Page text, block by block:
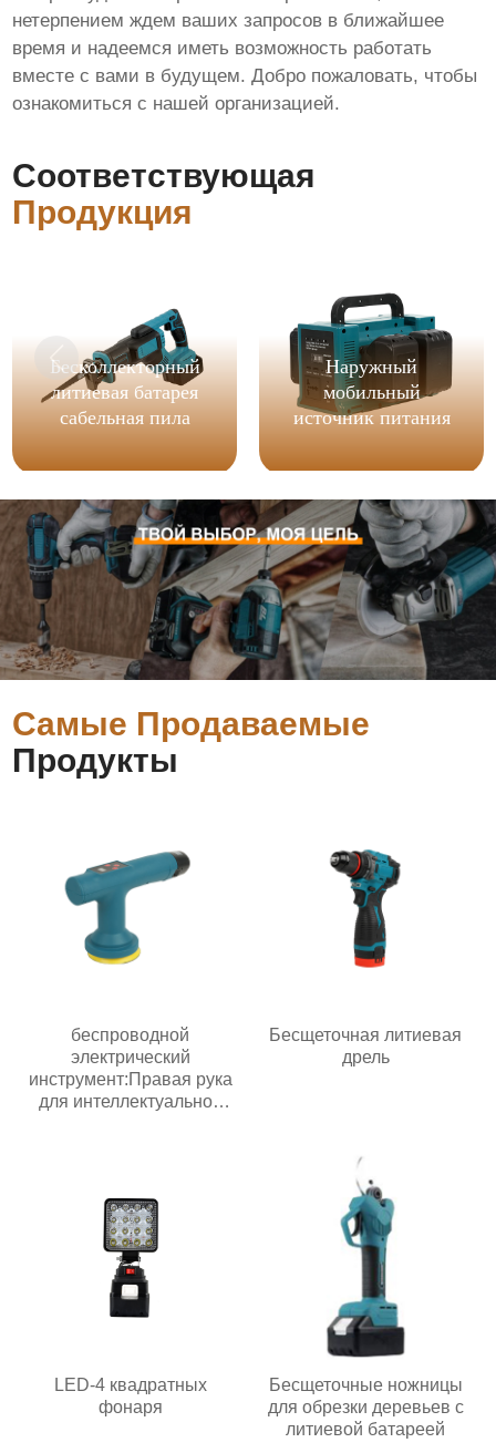
нетерпением ждем ваших запросов в ближайшее
время и надеемся иметь возможность работать
вместе с вами в будущем. Добро пожаловать, чтобы
ознакомиться с нашей организацией.
Соответствующая
Продукция
Бесколлекторный
литиевая батарея
сабельная пила
Наружный
мобильный
источник питания
Самые Продаваемые
Продукты
беспроводной
электрический
инструмент:Правая рука
для интеллектуальной
Бесщеточная литиевая
дрель
LED-4 квадратных
фонаря
Бесщеточные ножницы
для обрезки деревьев с
литиевой батареей